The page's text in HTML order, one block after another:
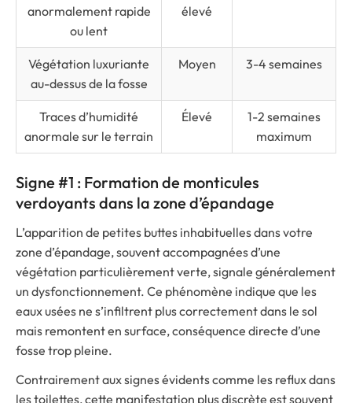
anormalement rapide
ou lent
élevé
Végétation luxuriante
au-dessus de la fosse
Moyen 3-4 semaines
Traces d’humidité
anormale sur le terrain
Élevé
1-2 semaines
maximum
Signe #1 : Formation de monticules
verdoyants dans la zone d’épandage
L’apparition de petites buttes inhabituelles dans votre
zone d’épandage, souvent accompagnées d’une
végétation particulièrement verte, signale généralement
un dysfonctionnement. Ce phénomène indique que les
eaux usées ne s’infiltrent plus correctement dans le sol
mais remontent en surface, conséquence directe d’une
fosse trop pleine.
Contrairement aux signes évidents comme les reflux dans
les toilettes, cette manifestation plus discrète est souvent